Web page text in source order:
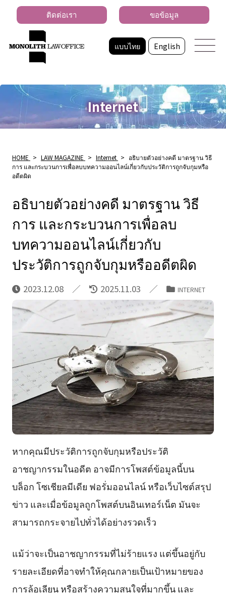
แบบไทย English
ติดต่อเรา ขอข้อมูล
Internet
HOME > LAW MAGAZINE > Internet > อธิบายตัวอย่างคดี มาตรฐาน วิธี
การ และกระบวนการเพื่อลบบทความออนไลน์เกี่ยวกับประวัติการถูกจับกุมหรือ
อดีตผิด
อธิบายตัวอย่างคดี มาตรฐาน วิธี
การ และกระบวนการเพื่อลบ
บทความออนไลน์เกี่ยวกับ
ประวัติการถูกจับกุมหรืออดีตผิด
2023.12.08 2025.11.03 INTERNET
หากคุณมีประวัติการถูกจับกุมหรือประวัติ
อาชญากรรมในอดีต อาจมีการโพสต์ข้อมูลนี้บน
บล็อก โซเชียลมีเดีย ฟอรั่มออนไลน์ หรือเว็บไซต์สรุป
ข่าว และเมื่อข้อมูลถูกโพสต์บนอินเทอร์เน็ต มันจะ
สามารถกระจายไปทั่วได้อย่างรวดเร็ว
แม้ว่าจะเป็นอาชญากรรมที่ไม่ร้ายแรง แต่ขึ้นอยู่กับ
รายละเอียดที่อาจทำให้คุณกลายเป็นเป้าหมายของ
การล้อเลียน หรือสร้างความสนใจที่มากขึ้น และ